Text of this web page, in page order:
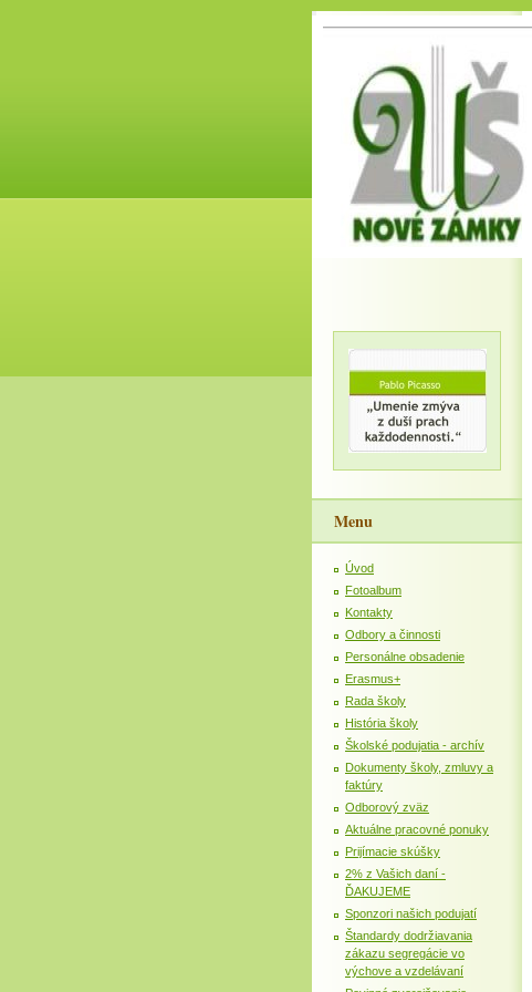
Menu
Úvod
Fotoalbum
Kontakty
Odbory a činnosti
Personálne obsadenie
Erasmus+
Rada školy
História školy
Školské podujatia - archív
Dokumenty školy, zmluvy a
faktúry
Odborový zväz
Aktuálne pracovné ponuky
Prijímacie skúšky
2% z Vašich daní -
ĎAKUJEME
Sponzori našich podujatí
Štandardy dodržiavania
zákazu segregácie vo
výchove a vzdelávaní